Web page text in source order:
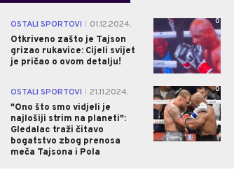
OSTALI SPORTOVI
01.12.2024.
Otkriveno zašto je Tajson
grizao rukavice: Cijeli svijet
je pričao o ovom detalju!
0
OSTALI SPORTOVI
21.11.2024.
"Ono što smo vidjeli je
najlošiji strim na planeti":
Gledalac traži čitavo
bogatstvo zbog prenosa
meča Tajsona i Pola
0